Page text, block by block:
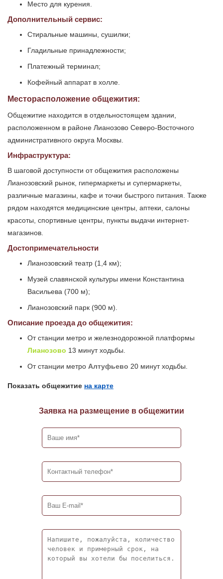
Место для курения.
Дополнительный сервис:
Стиральные машины, сушилки;
Гладильные принадлежности;
Платежный терминал;
Кофейный аппарат в холле.
Месторасположение общежития:
Общежитие находится в отдельностоящем здании,
расположенном в районе Лианозово Северо-Восточного
административного округа Москвы.
Инфраструктура:
В шаговой доступности от общежития расположены
Лианозовский рынок, гипермаркеты и супермаркеты,
различные магазины, кафе и точки быстрого питания. Также
рядом находятся медицинские центры, аптеки, салоны
красоты, спортивные центры, пункты выдачи интернет-
магазинов.
Достопримечательности
Лианозовский театр (1,4 км);
Музей славянской культуры имени Константина
Васильева (700 м);
Лианозовский парк (900 м).
Описание проезда до общежития:
От станции метро и железнодорожной платформы
Лианозово 13 минут ходьбы.
От станции метро Алтуфьево 20 минут ходьбы.
Показать общежитие на карте
Заявка на размещение в общежитии